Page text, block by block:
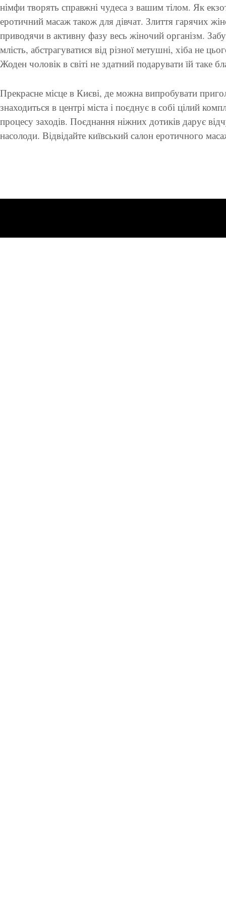
німфи творять справжні чудеса з вашим тілом. Як
еротичний масаж також для дівчат. Злиття гарячих
приводячи в активну фазу весь жіночий організм.
млість, абстрагуватися від різної метушні, хіба не
Жоден чоловік в світі не здатний подарувати їй таке
Прекрасне місце в Києві, де можна випробувати
знаходиться в центрі міста і поєднує в собі цілий
процесу заходів. Поєднання ніжних дотиків дарує
насолоди. Відвідайте київський салон еротичного